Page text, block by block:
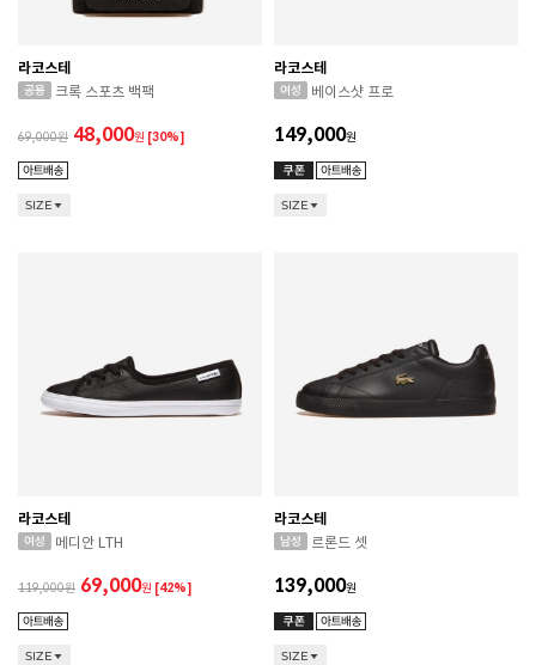
라코스테
크록 스포츠 백팩
69,000 48,000원 [30%]
SIZE
라코스테
베이스샷 프로
149,000원
SIZE
라코스테
메디안 LTH
119,000 69,000원 [42%]
SIZE
라코스테
르론드 셋
139,000원
SIZE